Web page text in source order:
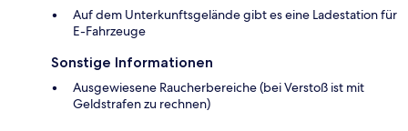
Auf dem Unterkunftsgelände gibt es eine Ladestation für
E-Fahrzeuge
Sonstige Informationen
Ausgewiesene Raucherbereiche (bei Verstoß ist mit
Geldstrafen zu rechnen)